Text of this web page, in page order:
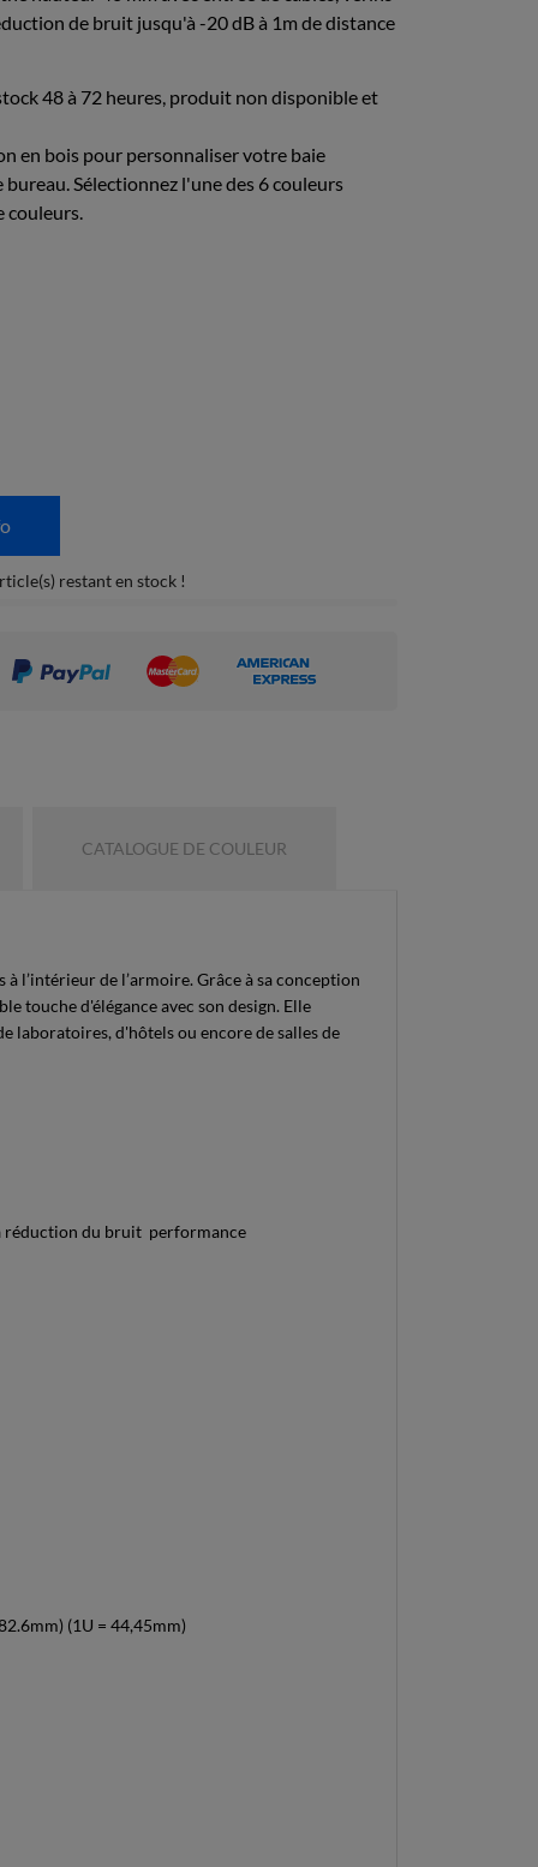
de bruit jusqu'à -20 dB à 1m de distance
48 à 72 heures, produit non disponible et
en bois pour personnaliser votre baie
Sélectionnez l'une des 6 couleurs
couleurs.
restant en stock !
CATALOGUE DE COULEUR
l’intérieur de l’armoire. Grâce à sa conception
touche d'élégance avec son design. Elle
laboratoires, d'hôtels ou encore de salles de
réduction du bruit performance
(1U = 44,45mm)